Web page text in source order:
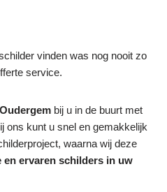
vinden was nog nooit zo
service.
bij u in de buurt met
ons kunt u snel en gemakkelijk
waarna wij deze
en ervaren schilders in uw